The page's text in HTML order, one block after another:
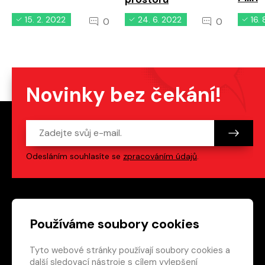
Používáme soubory cookies
Tyto webové stránky používají soubory cookies a
další sledovací nástroje s cílem vylepšení
15. 2. 2022 0 24. 6. 2022 0 16.
Novinky bez čekání!
Odesláním souhlasíte se zpracováním údajů.
Patička webu Odkazy na sociální
Vedlejší navigace
redakce@crew.cz